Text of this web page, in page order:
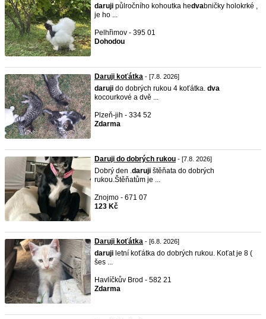
daruji půlročního kohoutka hedvabničky holokrké ,
je ho ...
Pelhřimov - 395 01
Dohodou
Daruji koťátka - [7.8. 2026]
daruji do dobrých rukou 4 koťátka. dva
kocourkové a dvě ...
Plzeň-jih - 334 52
Zdarma
Daruji do dobrých rukou - [7.8. 2026]
Dobrý den .daruji štěňata do dobrých
rukou.Štěňatům je ...
Znojmo - 671 07
123 Kč
Daruji koťátka - [6.8. 2026]
daruji letní koťátka do dobrých rukou. Koťat je 8 (
šes ...
Havlíčkův Brod - 582 21
Zdarma